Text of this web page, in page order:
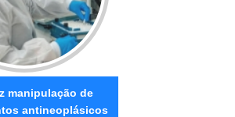
manipulação de
antineoplásicos